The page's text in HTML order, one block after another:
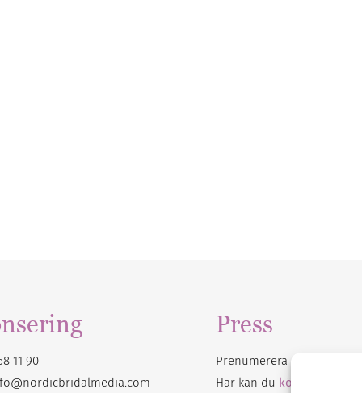
11 90
Press
Prenumerera på vårt
Här kan du köpa